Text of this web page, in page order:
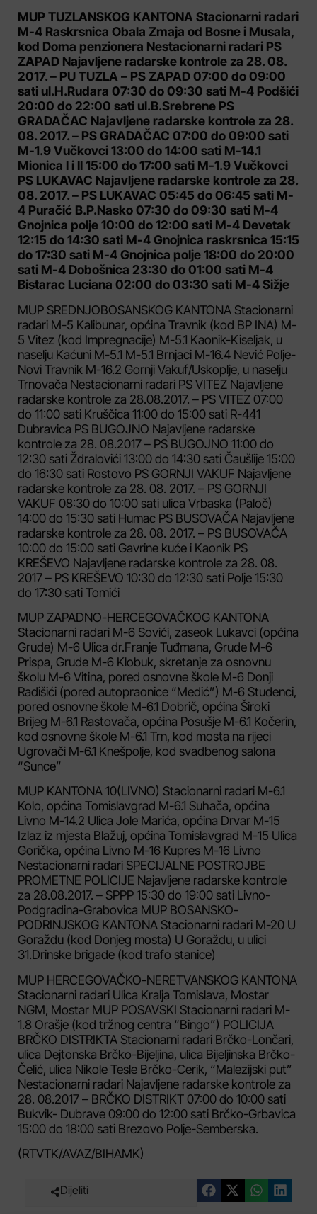
MUP TUZLANSKOG KANTONA Stacionarni radari
M-4 Raskrsnica Obala Zmaja od Bosne i Musala,
kod Doma penzionera Nestacionarni radari PS
ZAPAD Najavljene radarske kontrole za 28. 08.
2017. – PU TUZLA – PS ZAPAD 07:00 do 09:00
sati ul.H.Rudara 07:30 do 09:30 sati M-4 Podšići
20:00 do 22:00 sati ul.B.Srebrene PS
GRADAČAC Najavljene radarske kontrole za 28.
08. 2017. – PS GRADAČAC 07:00 do 09:00 sati
M-1.9 Vučkovci 13:00 do 14:00 sati M-14.1
Mionica I i II 15:00 do 17:00 sati M-1.9 Vučkovci
PS LUKAVAC Najavljene radarske kontrole za 28.
08. 2017. – PS LUKAVAC 05:45 do 06:45 sati M-
4 Puračić B.P.Nasko 07:30 do 09:30 sati M-4
Gnojnica polje 10:00 do 12:00 sati M-4 Devetak
12:15 do 14:30 sati M-4 Gnojnica raskrsnica 15:15
do 17:30 sati M-4 Gnojnica polje 18:00 do 20:00
sati M-4 Dobošnica 23:30 do 01:00 sati M-4
Bistarac Luciana 02:00 do 03:30 sati M-4 Sižje
MUP SREDNJOBOSANSKOG KANTONA Stacionarni
radari M-5 Kalibunar, općina Travnik (kod BP INA) M-
5 Vitez (kod Impregnacije) M-5.1 Kaonik-Kiseljak, u
naselju Kaćuni M-5.1 M-5.1 Brnjaci M-16.4 Nević Polje-
Novi Travnik M-16.2 Gornji Vakuf/Uskoplje, u naselju
Trnovača Nestacionarni radari PS VITEZ Najavljene
radarske kontrole za 28.08.2017. – PS VITEZ 07:00
do 11:00 sati Kruščica 11:00 do 15:00 sati R-441
Dubravica PS BUGOJNO Najavljene radarske
kontrole za 28. 08.2017 – PS BUGOJNO 11:00 do
12:30 sati Ždralovići 13:00 do 14:30 sati Čaušlije 15:00
do 16:30 sati Rostovo PS GORNJI VAKUF Najavljene
radarske kontrole za 28. 08. 2017. – PS GORNJI
VAKUF 08:30 do 10:00 sati ulica Vrbaska (Paloč)
14:00 do 15:30 sati Humac PS BUSOVAČA Najavljene
radarske kontrole za 28. 08. 2017. – PS BUSOVAČA
10:00 do 15:00 sati Gavrine kuće i Kaonik PS
KREŠEVO Najavljene radarske kontrole za 28. 08.
2017 – PS KREŠEVO 10:30 do 12:30 sati Polje 15:30
do 17:30 sati Tomići
MUP ZAPADNO-HERCEGOVAČKOG KANTONA
Stacionarni radari M-6 Sovići, zaseok Lukavci (općina
Grude) M-6 Ulica dr.Franje Tuđmana, Grude M-6
Prispa, Grude M-6 Klobuk, skretanje za osnovnu
školu M-6 Vitina, pored osnovne škole M-6 Donji
Radišići (pored autopraonice “Medić”) M-6 Studenci,
pored osnovne škole M-6.1 Dobrič, općina Široki
Brijeg M-6.1 Rastovača, općina Posušje M-6.1 Kočerin,
kod osnovne škole M-6.1 Trn, kod mosta na rijeci
Ugrovači M-6.1 Knešpolje, kod svadbenog salona
“Sunce”
MUP KANTONA 10(LIVNO) Stacionarni radari M-6.1
Kolo, općina Tomislavgrad M-6.1 Suhača, općina
Livno M-14.2 Ulica Jole Marića, općina Drvar M-15
Izlaz iz mjesta Blažuj, općina Tomislavgrad M-15 Ulica
Gorička, općina Livno M-16 Kupres M-16 Livno
Nestacionarni radari SPECIJALNE POSTROJBE
PROMETNE POLICIJE Najavljene radarske kontrole
za 28.08.2017. – SPPP 15:30 do 19:00 sati Livno-
Podgradina-Grabovica MUP BOSANSKO-
PODRINJSKOG KANTONA Stacionarni radari M-20 U
Goraždu (kod Donjeg mosta) U Goraždu, u ulici
31.Drinske brigade (kod trafo stanice)
MUP HERCEGOVAČKO-NERETVANSKOG KANTONA
Stacionarni radari Ulica Kralja Tomislava, Mostar
NGM, Mostar MUP POSAVSKI Stacionarni radari M-
1.8 Orašje (kod tržnog centra “Bingo”) POLICIJA
BRČKO DISTRIKTA Stacionarni radari Brčko-Lončari,
ulica Dejtonska Brčko-Bijeljina, ulica Bijeljinska Brčko-
Čelić, ulica Nikole Tesle Brčko-Cerik, “Malezijski put”
Nestacionarni radari Najavljene radarske kontrole za
28. 08.2017 – BRČKO DISTRIKT 07:00 do 10:00 sati
Bukvik- Dubrave 09:00 do 12:00 sati Brčko-Grbavica
15:00 do 18:00 sati Brezovo Polje-Semberska.
(RTVTK/AVAZ/BIHAMK)
Dijeliti